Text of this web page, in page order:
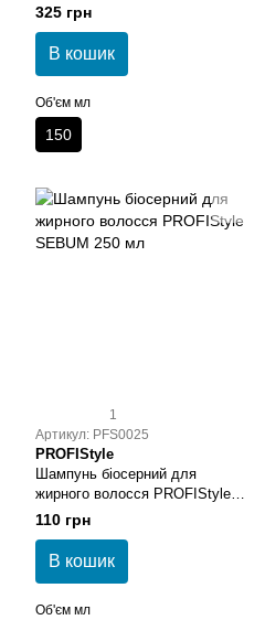
325 грн
В кошик
Об'єм мл
150
1
Артикул: PFS0025
PROFIStyle
Шампунь біосерний для
жирного волосся PROFIStyle
SEBUM 250 мл
110 грн
В кошик
Об'єм мл